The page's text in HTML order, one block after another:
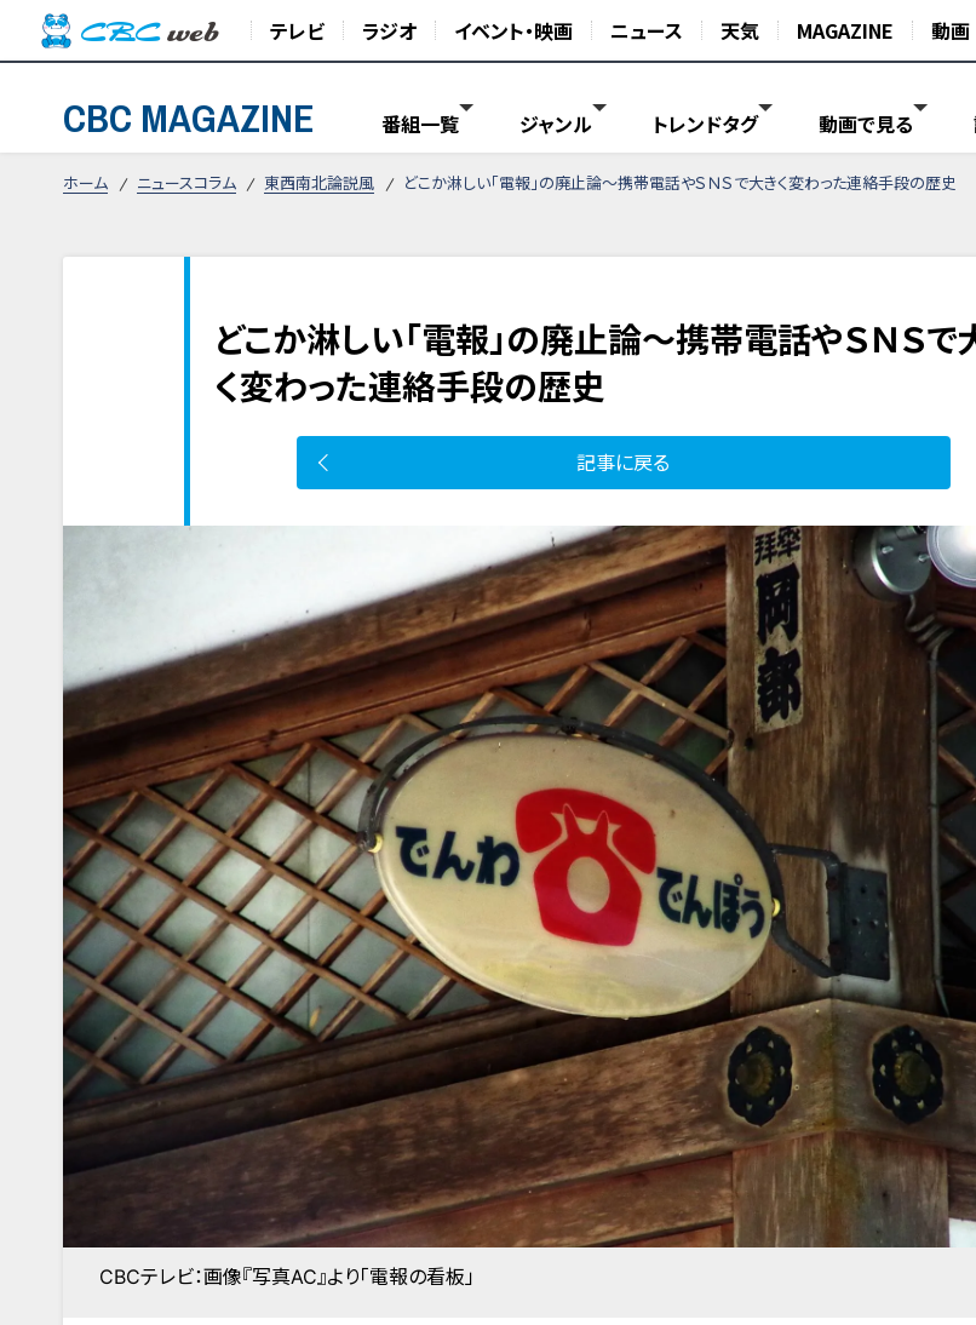
テレビ ラジオ イベント・映画 ニュース 天気 MAGAZINE 動画
CBC MAGAZINE 番組一覧 ジャンル トレンドタグ 動画で見る
ホーム ニュースコラム 東西南北論説風 どこか淋しい「電報」の廃止論～携帯電話やＳＮＳで大きく変わった連絡手段の歴史
どこか淋しい「電報」の廃止論～携帯電話やＳＮＳで
く変わった連絡手段の歴史
記事に戻る
CBCテレビ：画像『写真AC』より「電報の看板」